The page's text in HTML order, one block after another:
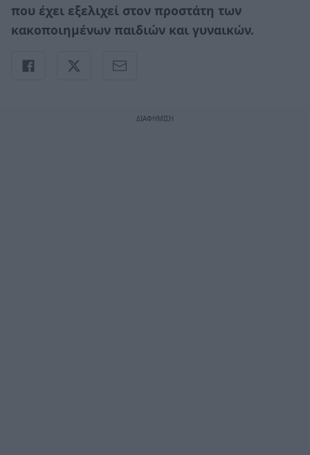
που έχει εξελιχεί στον προστάτη των
κακοποιημένων παιδιών και γυναικών.